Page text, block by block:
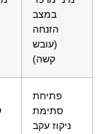
במצב
הזנחה
(עובש
קשה)
פתיחת
סתימת
ניקוז עקב